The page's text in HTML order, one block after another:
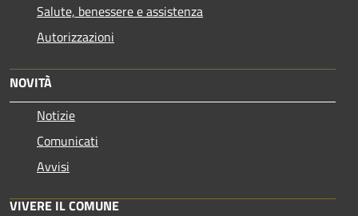
Salute, benessere e assistenza
Autorizzazioni
NOVITÀ
Notizie
Comunicati
Avvisi
VIVERE IL COMUNE